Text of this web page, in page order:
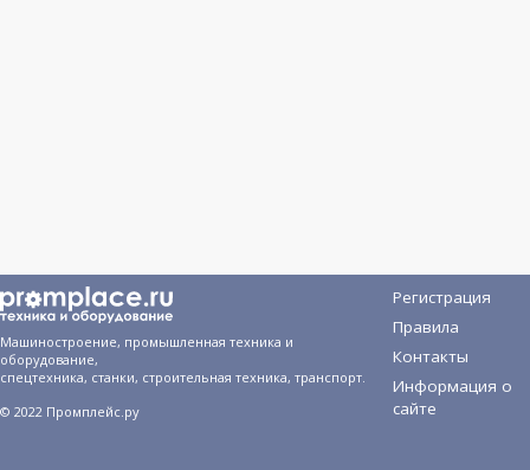
Машиностроение, промышленная техника и
оборудование,
спецтехника, станки, строительная техника, транспорт.
© 2022 Промплейс.ру
Регистрация
Правила
Контакты
Информация о
сайте